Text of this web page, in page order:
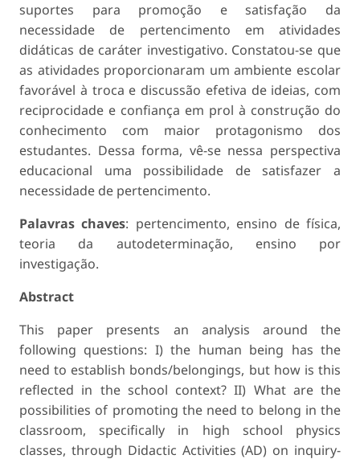
suportes para promoção e satisfação da
necessidade de pertencimento em atividades
didáticas de caráter investigativo. Constatou-se que
as atividades proporcionaram um ambiente escolar
favorável à troca e discussão efetiva de ideias, com
reciprocidade e confiança em prol à construção do
conhecimento com maior protagonismo dos
estudantes. Dessa forma, vê-se nessa perspectiva
educacional uma possibilidade de satisfazer a
necessidade de pertencimento.
Palavras chaves: pertencimento, ensino de física,
teoria da autodeterminação, ensino por
investigação.
Abstract
This paper presents an analysis around the
following questions: I) the human being has the
need to establish bonds/belongings, but how is this
reflected in the school context? II) What are the
possibilities of promoting the need to belong in the
classroom, specifically in high school physics
classes, through Didactic Activities (AD) on inquiry-